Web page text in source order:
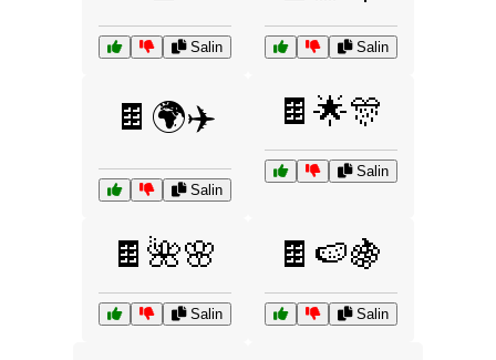
Salin Salin
🍫🌍✈️
Salin
🍫🌟🎊
Salin
🍫🌺🌸
Salin
🍫🍉🍇
Salin